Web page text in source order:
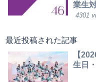
業生
4301
最近投稿された記事
【
生日